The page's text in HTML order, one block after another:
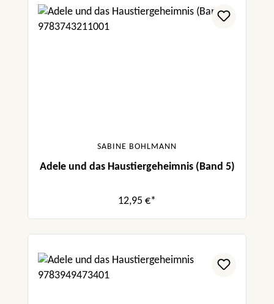
SABINE BOHLMANN
Adele und das Haustiergeheimnis (Band 5)
12,95 €*